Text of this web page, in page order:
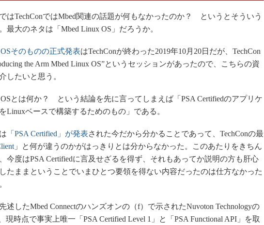
はTechConではMbed関連の話題が何もなかったのか？ というとそういう
最大のネタは「Mbed Linux OS」だろうか。
そのものの正式発表はTechConが終わった2019年10月20日だが、TechCon
the Arm Mbed Linux OS”というセッションがあったので、こちらの資
したいと思う。
とは何か？ という結論を先に言ってしまえば「PSA Certifiedのアプリケ
Linuxベースで構築するためのもの」である。
「PSA Certified」が発表された今だから分かることであって、TechConの最
」と何が違うのかがはっきりとは分からなかった。このあたりをきちん
今度はPSA Certifiedに言及せざるを得ず、それもあってか説明の方も肝心
たままということでいまひとつ要領を得ない内容だったのは仕方なかった
したMbed Connectのハンズオンの（f）で示されたNuvoton Technologyの
現時点で事実上唯一「PSA Certified Level 1」と「PSA Functional API」を取